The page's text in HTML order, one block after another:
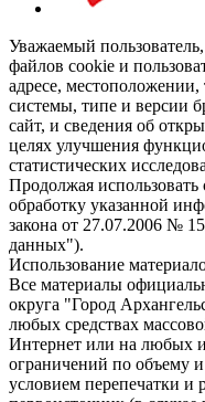
Уважаемый
файлов cookie и
адресе,
системы, типе и версии
сайт, и сведения об
целях улучшения
статистических
Продолжая использовать
обработку указанной
закона от 27.07.2006 №
данных").
Использование
Все материалы
округа "Город
любых средствах
Интернет или на любых
ограничений по объему
условием перепечатки и